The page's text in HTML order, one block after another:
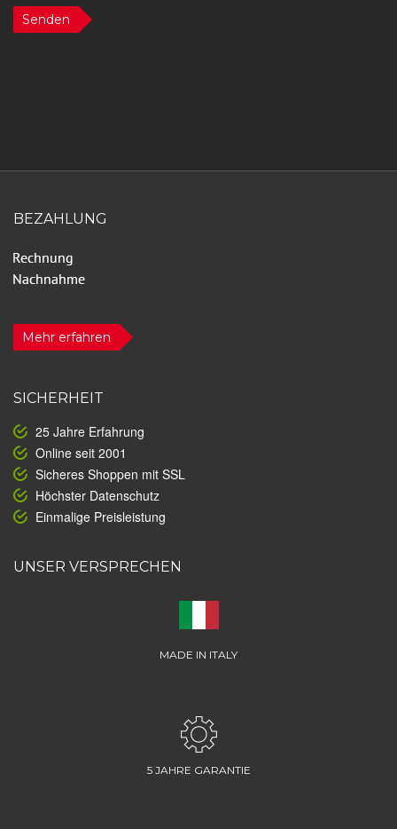
Senden
BEZAHLUNG
Mehr erfahren
SICHERHEIT
25 Jahre Erfahrung
Online seit 2001
Sicheres Shoppen mit SSL
Höchster Datenschutz
Einmalige Preisleistung
UNSER VERSPRECHEN
MADE IN ITALY
5 JAHRE GARANTIE